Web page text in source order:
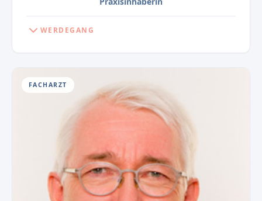
WERDEGANG
FACHARZT